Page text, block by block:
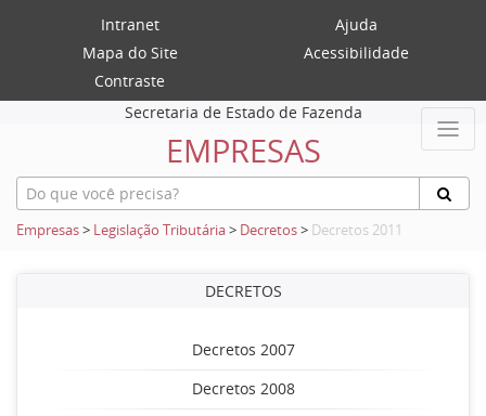
Intranet
Ajuda
Mapa do Site
Acessibilidade
Contraste
Secretaria de Estado de Fazenda
EMPRESAS
Empresas> Legislação Tributária> Decretos> Decretos 2011
DECRETOS
Decretos 2007
Decretos 2008